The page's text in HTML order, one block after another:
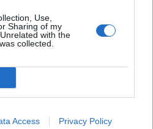
Use,
Sharing of my
with the
collected.
Access Privacy Policy
Ένα νέο πρότυπο